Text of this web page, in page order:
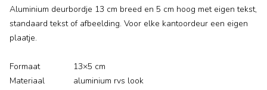
Aluminium deurbordje 13 cm breed en 5 cm hoog met eigen tekst,
standaard tekst of afbeelding. Voor elke kantoordeur een eigen
plaatje.
Formaat 13×5 cm
Materiaal aluminium rvs look